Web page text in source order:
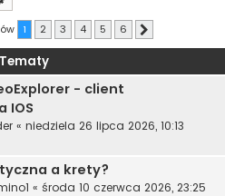
1 2 3 4 5 6
Tematy
- client
IOS
« niedziela 26 lipca 2026, 10:13
a krety?
« środa 10 czerwca 2026, 23:25